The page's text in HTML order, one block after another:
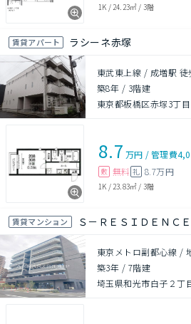
1K / 24.23㎡ / 3階
賃貸アパート ラシーネ赤塚
東武東上線 / 成増駅 徒
築8年 / 3階建
東京都板橋区赤塚3丁目
8.7 万円 /管理費
敷 無料 礼 8.7万円
1K / 23.83㎡ / 3階
賃貸マンション Ｓ－ＲＥＳＩＤＥＮＣ
東京メトロ副都心線 /
築3年 / 7階建
埼玉県和光市白子２丁